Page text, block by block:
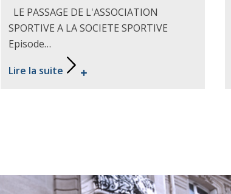
LE PASSAGE DE L'ASSOCIATION
SPORTIVE A LA SOCIETE SPORTIVE
Episode…
Lire la suite